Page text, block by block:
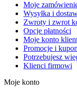
Moje
Wysyłka i
Zwroty i zwrot
Opcje płatności
Moje konto
Promocje i
Potrzebujesz
Klienci firmowi
Moje konto